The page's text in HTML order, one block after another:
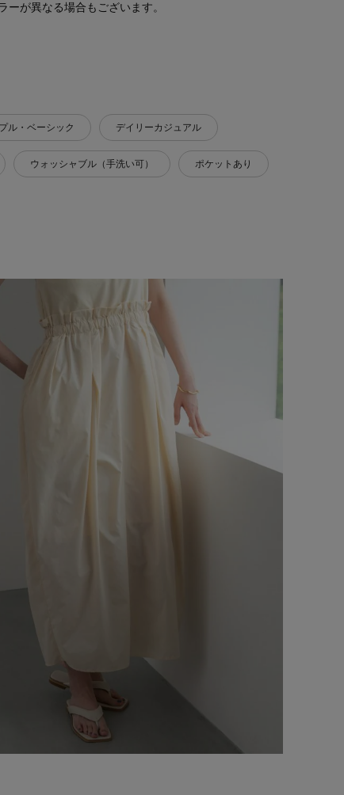
ーが異なる場合もございます。
ル・ベーシック デイリーカジュアル
ウォッシャブル（手洗い可） ポケットあり